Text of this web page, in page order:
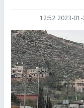
2023-01-28